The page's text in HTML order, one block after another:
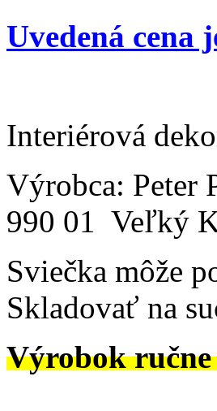
Uvedená cena
Interiérová
Výrobca: Peter
990 01 Veľký
Sviečka môže
Skladovať na
Výrobok